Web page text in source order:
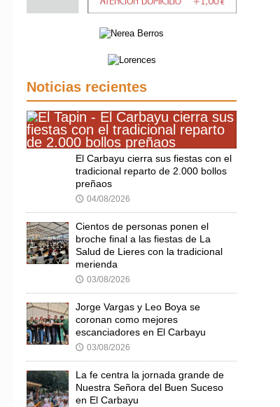
Noticias recientes
El Carbayu cierra sus fiestas con el
tradicional reparto de 2.000 bollos
preñaos
🕔 04/08/2026
Cientos de personas ponen el
broche final a las fiestas de La
Salud de Lieres con la tradicional
merienda
🕔 03/08/2026
Jorge Vargas y Leo Boya se
coronan como mejores
escanciadores en El Carbayu
🕔 03/08/2026
La fe centra la jornada grande de
Nuestra Señora del Buen Suceso
en El Carbayu